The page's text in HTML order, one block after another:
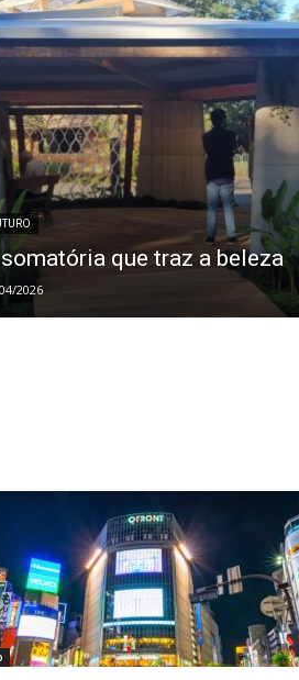
que traz a beleza
2026